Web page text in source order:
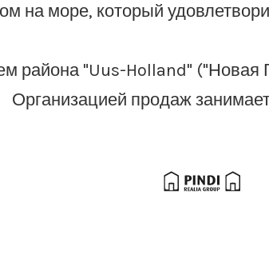
на море, который
района "Uus-Holland"
Организацией продаж